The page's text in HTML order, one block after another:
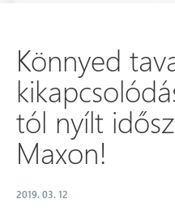
Könnyed
tól nyílt
Maxon!
2019. 03. 12